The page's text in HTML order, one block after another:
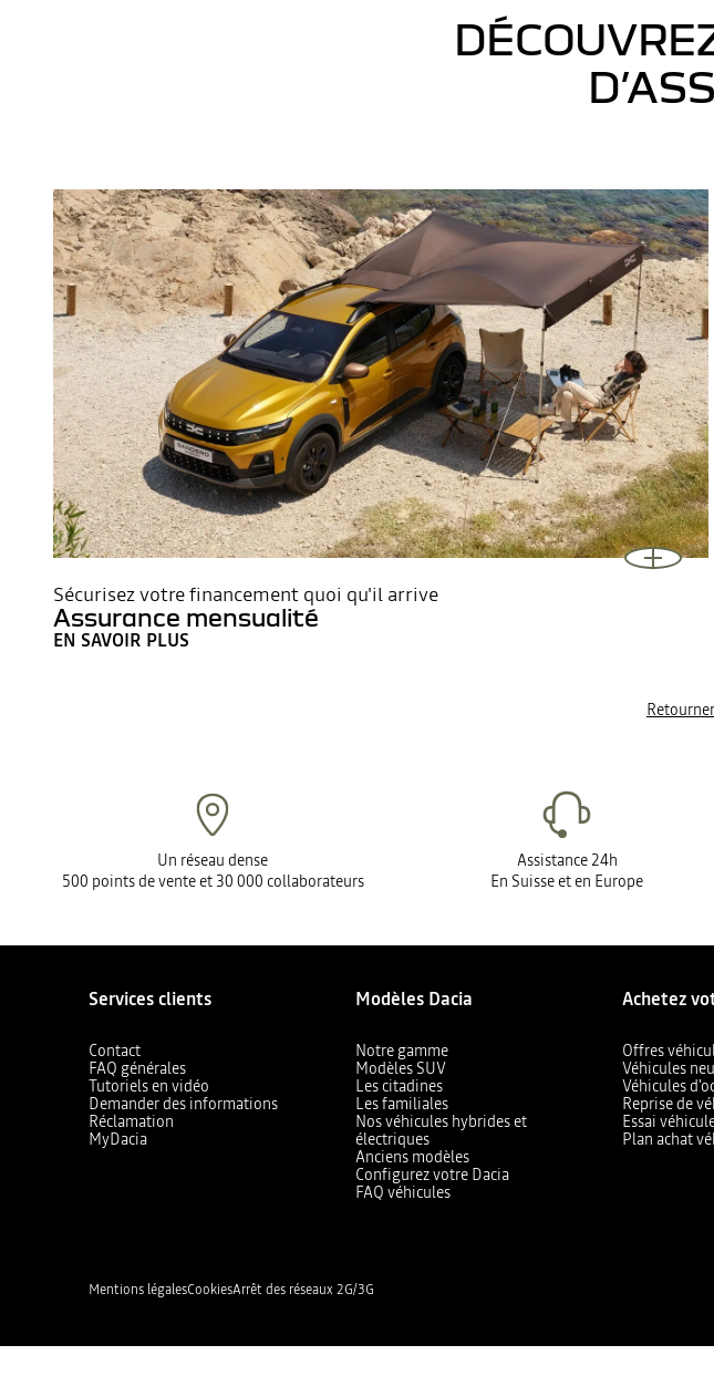
Sécurisez votre financement quoi qu'il arrive
Assurance mensualité
EN SAVOIR PLUS
Un réseau dense
500 points de vente et 30 000 collaborateurs
Assistance 24h
En Suisse et en Europe
Services clients
Contact
FAQ générales
Tutoriels en vidéo
Demander des informations
Réclamation
MyDacia
Modèles Dacia
Notre gamme
Modèles SUV
Les citadines
Les familiales
Nos véhicules hybrides et
électriques
Anciens modèles
Configurez votre Dacia
FAQ véhicules
Achetez
Offres
Véhicules
Véhicules
Reprise de
Essai
Plan achat
Mentions légalesCookiesArrêt des réseaux 2G/3G